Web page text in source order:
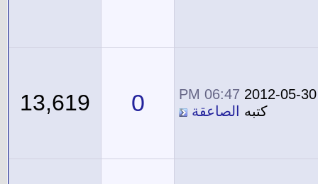
2012-05-30
06:47 PM
كتبه
الصاعقة 0
13,619